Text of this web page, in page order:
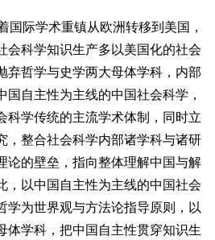
际学术重镇从欧洲转移到美国，
会科学知识生产多以美国化的社会
弃哲学与史学两大母体学科，内部
国自主性为主线的中国社会科学，
科学传统的主流学术体制，同时立
，整合社会科学内部诸学科与诸研
论的壁垒，指向整体理解中国与解
，以中国自主性为主线的中国社会
学为世界观与方法论指导原则，以
体学科，把中国自主性贯穿知识生